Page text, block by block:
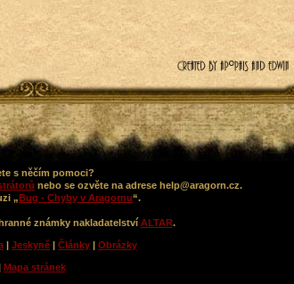
s něčím pomoci?
nebo se ozvěte na adrese help@aragorn.cz.
„Bug - Chyby v Aragornu“.
známky nakladatelství ALTAR.
| Jeskyně | Články | Obrázky
Mapa stránek